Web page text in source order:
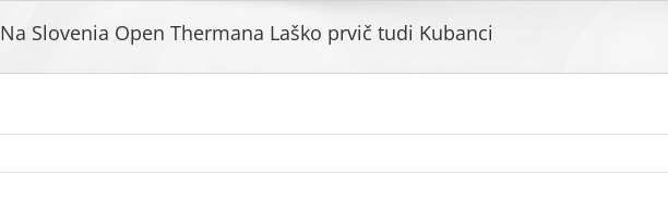
Na Slovenia Open Thermana Laško prvič tudi Kubanci